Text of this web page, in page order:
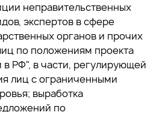
неправительственных
экспертов в сфере
органов и прочих
по положениям проекта
РФ", в части, регулирующей
лиц с ограниченными
выработка
по